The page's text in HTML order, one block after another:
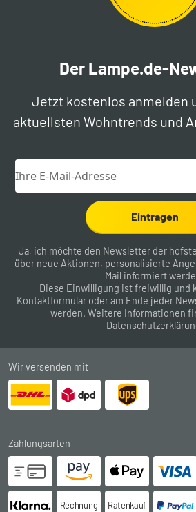
Der Lampe.de-
Jetzt kostenlos anmelden
aktuellsten Wohntrends und
Eintragen
Ja, ich möchte den Newsletter der
über neue Aktionen, personalisierte
Mail informiert
Diese Einwilligung ist freiwillig und
Kontaktformular oder am Ende jeder
werden. Weitere Informationen
Wir versenden mit
Zahlungsarten
Rechnung Ratenkauf